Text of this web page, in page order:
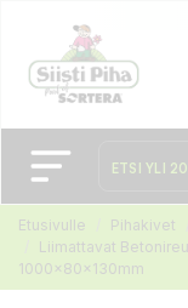
Etusivulle Pihakivet
Liimattavat
1000x80x130mm